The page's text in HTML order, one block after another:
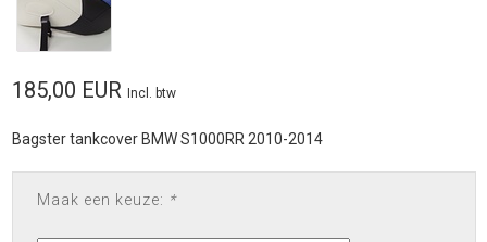
185,00 EUR Incl. btw
Bagster tankcover BMW S1000RR 2010-2014
Maak een keuze: *